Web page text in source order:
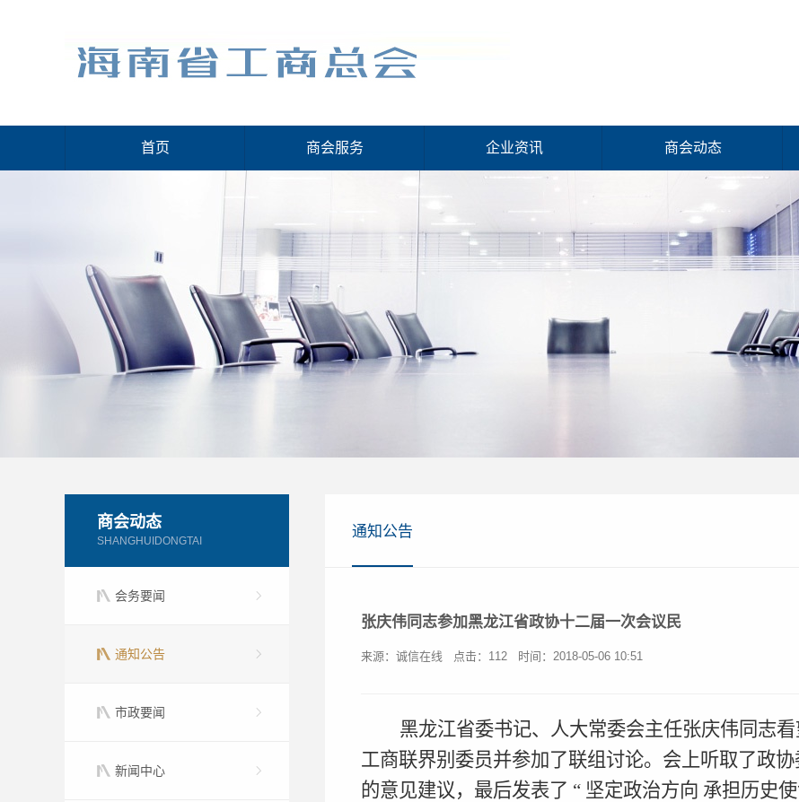
首页 商会服务 企业资讯 商会动态
商会动态
SHANGHUIDONGTAI
会务要闻
通知公告
市政要闻
新闻中心
通知公告
张庆伟同志参加黑龙江省政协十二届一次会议民
来源：诚信在线 点击： 112 时间：2018-05-06 10:51
黑龙江省委书记、人大常委会主任张庆伟同志
工商联界别委员并参加了联组讨论。会上听取了政
的意见建议，最后发表了 “ 坚定政治方向 承担历史